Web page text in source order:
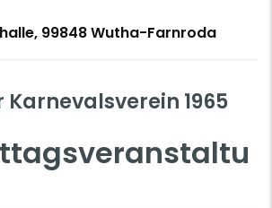
99848 Wutha-Farnroda
1965